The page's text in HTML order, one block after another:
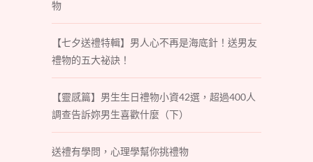
物
【七夕送禮特輯】男人心不再是海底針！送男友
禮物的五大祕訣！
【靈感篇】男生生日禮物小資42選，超過400人
調查告訴妳男生喜歡什麼（下）
送禮有學問，心理學幫你挑禮物